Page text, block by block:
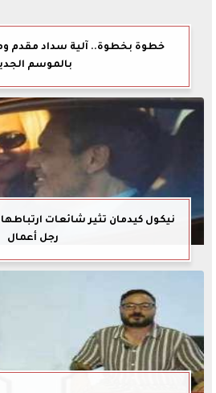
خطوة بخطوة.. آلية سداد مقدم
بالموسم
نيكول كيدمان تثير شائعات
رجل أعمال